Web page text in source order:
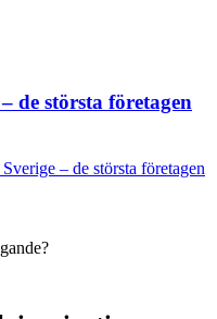
de största företagen
– de största företagen